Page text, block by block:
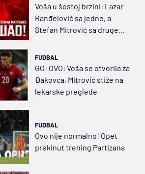
Voša u šestoj brzini: Lazar
Ranđelović sa jedne, a
Stefan Mitrović sa druge
FUDBAL
GOTOVO: Voša se otvorila za
Đakovca, Mitrović stiže na
lekarske preglede
FUDBAL
Ovo nije normalno! Opet
prekinut trening Partizana